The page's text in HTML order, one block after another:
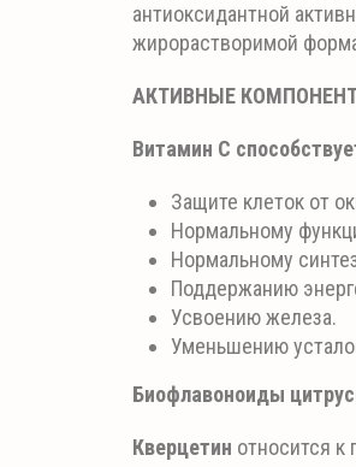
антиоксидантной
жирорастворимой
АКТИВНЫЕ
Витамин С
Защите клеток от
Нормальному
Нормальному
Поддержанию
Усвоению железа.
Уменьшению
Биофлавоноиды
Кверцетин относится